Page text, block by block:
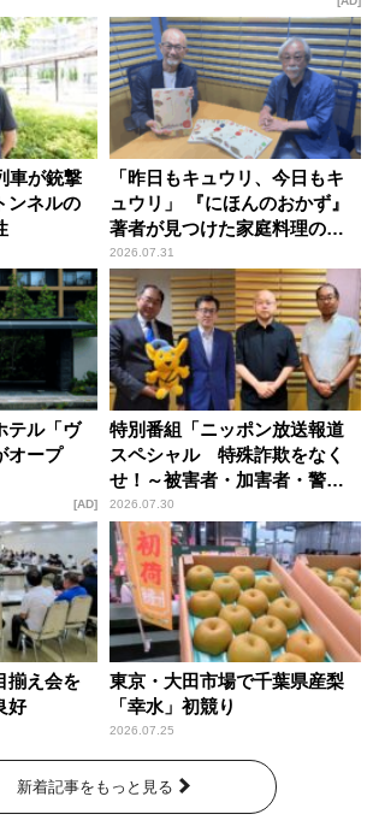
車が銃撃
ネルの
「昨日もキュウリ、今日もキ
ュウリ」 『にほんのおかず』
著者が見つけた家庭料理の知
恵
2026.07.31
テル「ヴ
オープ
AD
特別番組「ニッポン放送報道
スペシャル 特殊詐欺をなく
せ！～被害者・加害者・警視
庁が語るトクリュウの実態
～」放送
2026.07.30
揃え会を
好
東京・大田市場で千葉県産梨
「幸水」初競り
2026.07.25
新着記事をもっと見る